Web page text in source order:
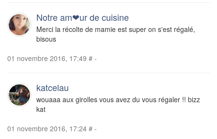
Notre am❤ur de cuisine
Merci la récolte de mamie est super on s'est régalé,
bisous
01 novembre 2016, 17:49 # -
katcelau
wouaaa aux girolles vous avez du vous régaler !! bizz
kat
01 novembre 2016, 17:24 # -